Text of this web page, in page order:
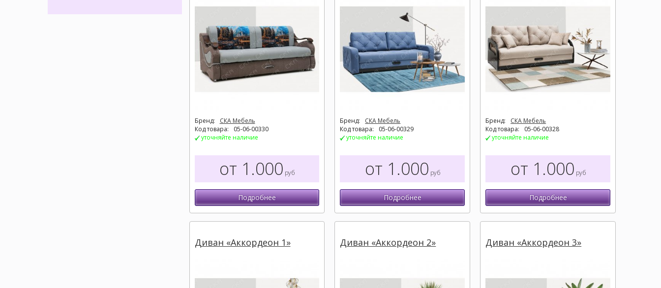
Бренд:
СКА Мебель
Код товара:
05-06-00330
уточняйте наличие
от 1.000 руб
Подробнее
Бренд:
СКА Мебель
Код товара:
05-06-00329
уточняйте наличие
от 1.000 руб
Подробнее
Бренд:
СКА Мебель
Код товара:
05-06-00328
уточняйте наличие
от 1.000 руб
Подробнее
Диван «Аккордеон 1» Диван «Аккордеон 2» Диван «Аккордеон 3»